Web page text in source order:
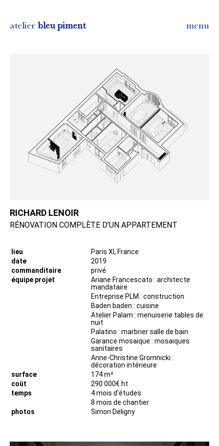
atelier bleu piment menu
RICHARD LENOIR
RÉNOVATION COMPLÈTE D’UN APPARTEMENT
lieu
Paris XI, France
date
2019
commanditaire
privé
équipe projet
Ariane Francescato : architecte
mandataire
Entreprise PLM : construction
Baden baden : cuisine
Atelier Palam : menuiserie tables de
nuit
Palatino : marbrier salle de bain
Garance mosaique : mosaiques
sanitaires
Anne-Christine Gromnicki :
décoration intérieure
surface
174 m²
coût
290 000€ ht
temps
4 mois d'études
8 mois de chantier
photos
Simon Deligny